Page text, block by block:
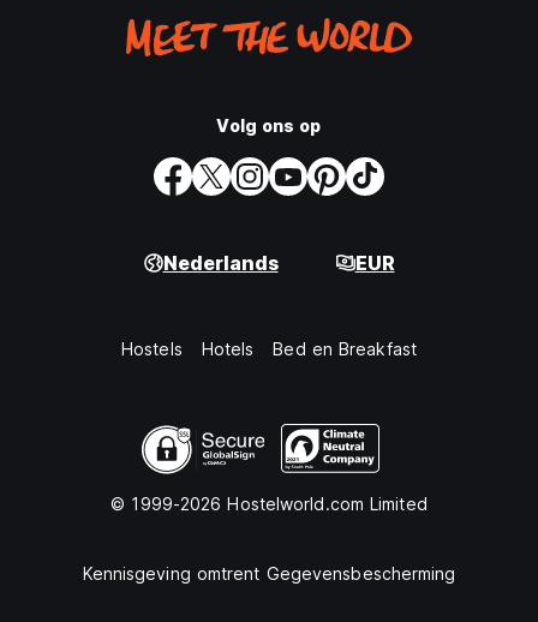
Volg ons op
Nederlands EUR
Hostels Hotels Bed en Breakfast
© 1999-2026 Hostelworld.com Limited
Kennisgeving omtrent Gegevensbescherming